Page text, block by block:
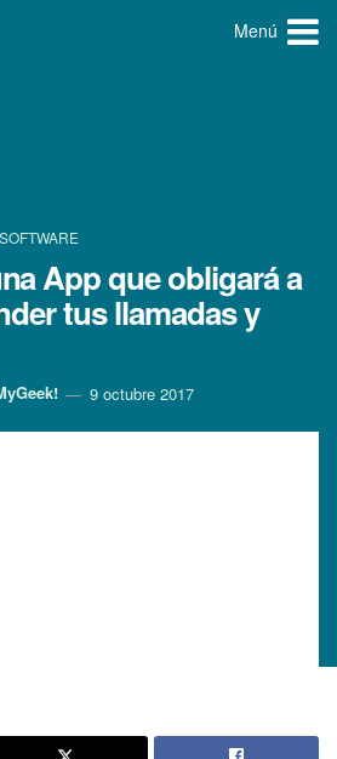
Menú
SOFTWARE
App que obligará a
tus llamadas y
9 octubre 2017